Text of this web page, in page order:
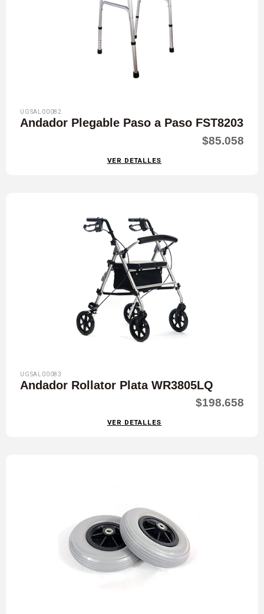
UGSAL00082
Andador Plegable Paso a Paso FST8203
$85.058
VER DETALLES
UGSAL00083
Andador Rollator Plata WR3805LQ
$198.658
VER DETALLES